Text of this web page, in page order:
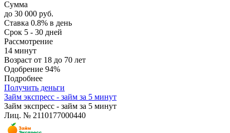
Сумма
до 30 000 руб.
Ставка 0.8% в день
Срок 5 - 30 дней
Рассмотрение
14 минут
Возраст от 18 до 70 лет
Одобрение 94%
Подробнее
Получить деньги
Займ экспресс - займ за 5 минут
Займ экспресс - займ за 5 минут
Лиц. № 2110177000440